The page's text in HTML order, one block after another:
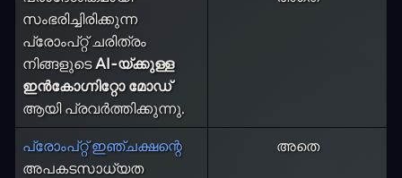
സംഭരിച്ചിരിക്കുന്ന
പ്രോംപ്റ്റ് ചരിത്രം
നിങ്ങളുടെ AI-യ്‌ക്കുള്ള
ഇൻകോഗ്നിറ്റോ മോഡ്
ആയി പ്രവർത്തിക്കുന്നു.
പ്രോംപ്റ്റ് ഇഞ്ചക്ഷന്റെ
അപകടസാധ്യത
അതെ